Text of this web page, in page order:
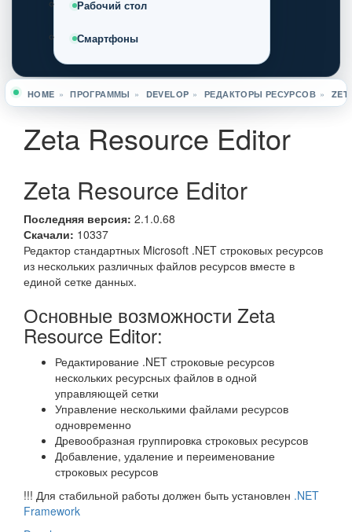
Рабочий стол
Смартфоны
Вы здесь
HOME » ПРОГРАММЫ » DEVELOP » РЕДАКТОРЫ РЕСУРСОВ »
Zeta Resource Editor
Zeta Resource Editor
Последняя версия: 2.1.0.68
Скачали: 10337
Редактор стандартных Microsoft .NET строковых ресурсов
из нескольких различных файлов ресурсов вместе в
единой сетке данных.
Основные возможности Zeta
Resource Editor:
Редактирование .NET строковые ресурсов
нескольких ресурсных файлов в одной
управляющей сетки
Управление несколькими файлами ресурсов
одновременно
Древообразная группировка строковых ресурсов
Добавление, удаление и переименование
строковых ресурсов
!!! Для стабильной работы должен быть установлен .NET
Framework